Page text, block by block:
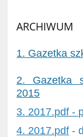
ARCHIWUM
1. Gazetka
2. Gazetka
2015
3. 2017.pdf -
4. 2017.pdf -